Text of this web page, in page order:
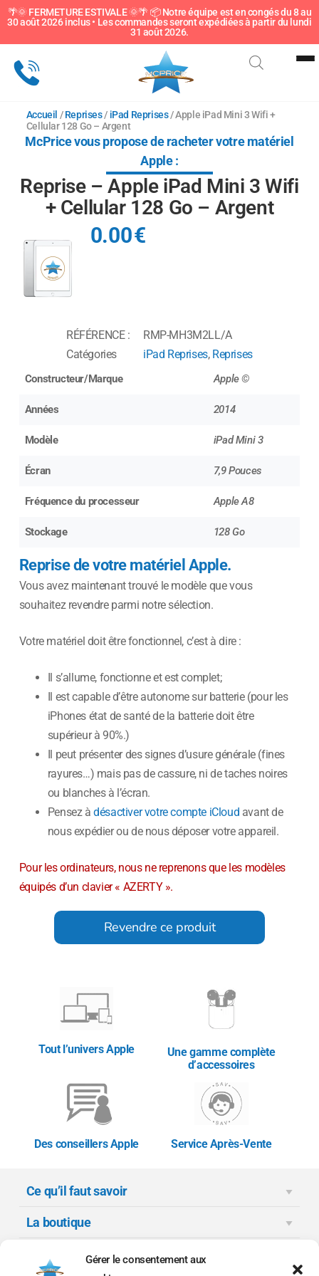
Gérer le consentement aux
🌴🌞 FERMETURE ESTIVALE 🌞🌴 📦 Notre équipe est en congés du 8 au
30 août 2026 inclus • Les commandes seront expédiées à partir du lundi
31 août 2026.
Sous-catégorie
Accueil /Reprises/ iPad Reprises/ Apple iPad Mini 3 Wifi +
Cellular 128 Go – Argent
McPrice vous propose de racheter votre matériel
Apple :
Reprise – Apple iPad Mini 3 Wifi
+ Cellular 128 Go – Argent
0.00€
RÉFÉRENCE :
RMP-MH3M2LL/A
Catégories
iPad Reprises, Reprises
Constructeur/Marque Apple ©
Années 2014
Modèle iPad Mini 3
Écran 7,9 Pouces
Fréquence du processeur Apple A8
Stockage 128 Go
Reprise de votre matériel Apple.
Vous avez maintenant trouvé le modèle que vous
souhaitez revendre parmi notre sélection.
Votre matériel doit être fonctionnel, c’est à dire :
Il s’allume, fonctionne et est complet;
Il est capable d’être autonome sur batterie (pour les
iPhones état de santé de la batterie doit être
supérieur à 90%.)
Il peut présenter des signes d’usure générale (fines
rayures…) mais pas de cassure, ni de taches noires
ou blanches à l’écran.
Pensez àdésactiver votre compte iCloud avant de
nous expédier ou de nous déposer votre appareil.
Pour les ordinateurs, nous ne reprenons que les modèles
équipés d’un clavier « AZERTY ».
Revendre ce produit
Tout l’univers Apple
Une gamme complète
d’accessoires
Des conseillers Apple Service Après-Vente
Ce qu’il faut savoir
La boutique
Moyens de paiement